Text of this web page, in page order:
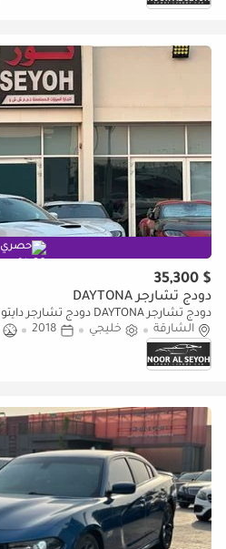
حصري
$ 35,300
دودج تشارجر DAYTONA
ابشن صبغ وكاله بحاله ممتازه بدون حوادث
الشارقة خليجي 2018